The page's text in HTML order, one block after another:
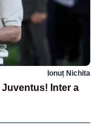
Ionuț Nichita
Inter a